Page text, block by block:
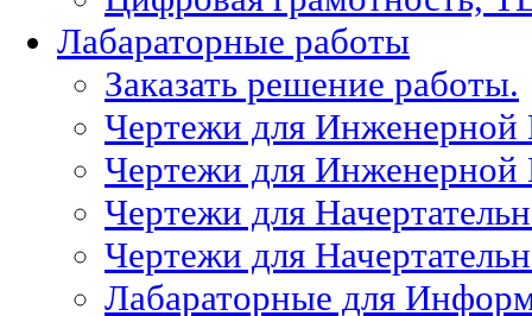
Лабараторные работы
Заказать решение работы.
Чертежи для
Чертежи для
Чертежи для
Чертежи для
Лабараторные для